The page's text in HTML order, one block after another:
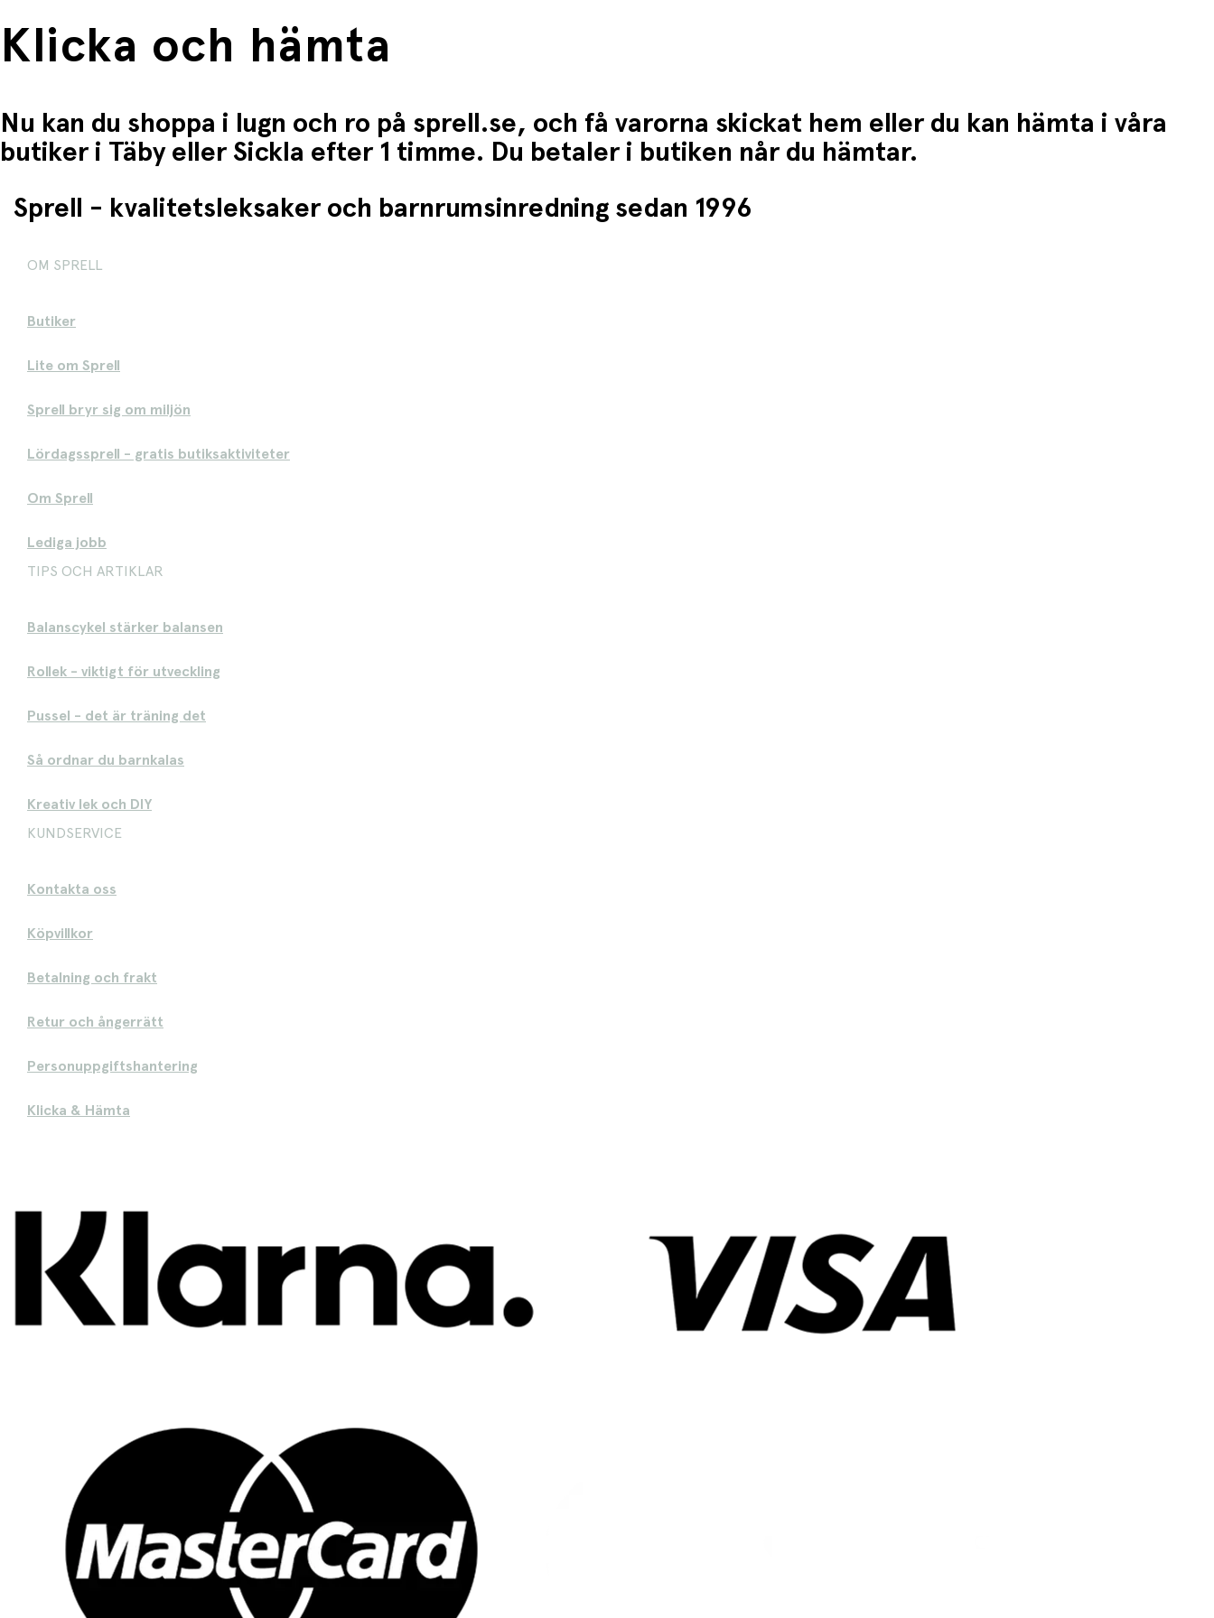
Klicka och hämta
Nu kan du shoppa i lugn och ro på sprell.se, och få varorna skickat hem eller du kan hämta i våra
butiker i Täby eller Sickla efter 1 timme. Du betaler i butiken når du hämtar.
Sprell - kvalitetsleksaker och barnrumsinredning sedan 1996
OM SPRELL
Butiker
Lite om Sprell
Sprell bryr sig om miljön
Lördagssprell - gratis butiksaktiviteter
Om Sprell
Lediga jobb
TIPS OCH ARTIKLAR
Balanscykel stärker balansen
Rollek - viktigt för utveckling
Pussel - det är träning det
Så ordnar du barnkalas
Kreativ lek och DIY
KUNDSERVICE
Kontakta oss
Köpvillkor
Betalning och frakt
Retur och ångerrätt
Personuppgiftshantering
Klicka & Hämta